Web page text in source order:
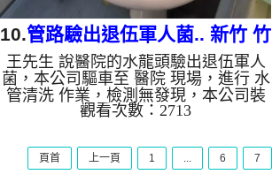
10.管路驗出退伍軍人菌.. 新竹 竹
東 某醫院 洗管路
王先生 說醫院的水龍頭驗出退伍軍人
菌，本公司驅車至 醫院 現場，進行 水
管清洗 作業，檢測無發現，本公司裝
設 高周波水管清洗機，灌入 檸檬酸 至
，啟動 螺旋波 模式，剛開始灌入藥水
洗管路就噴出黃色泡沫水，越洗泡沫就
觀看次數：2713
頁首 上一頁 1 ... 6 7